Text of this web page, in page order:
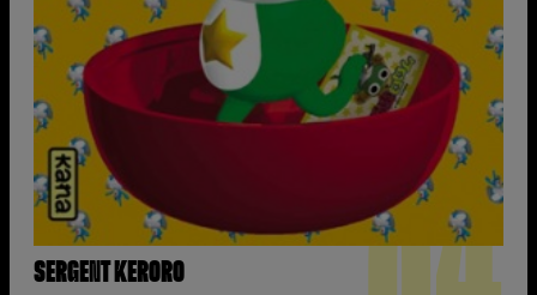
SERGENT KERORO